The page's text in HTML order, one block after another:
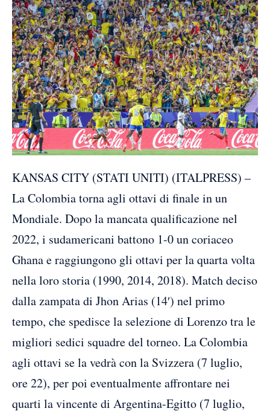
KANSAS CITY (STATI UNITI) (ITALPRESS) –
La Colombia torna agli ottavi di finale in un
Mondiale. Dopo la mancata qualificazione nel
2022, i sudamericani battono 1-0 un coriaceo
Ghana e raggiungono gli ottavi per la quarta volta
nella loro storia (1990, 2014, 2018). Match deciso
dalla zampata di Jhon Arias (14′) nel primo
tempo, che spedisce la selezione di Lorenzo tra le
migliori sedici squadre del torneo. La Colombia
agli ottavi se la vedrà con la Svizzera (7 luglio,
ore 22), per poi eventualmente affrontare nei
quarti la vincente di Argentina-Egitto (7 luglio,